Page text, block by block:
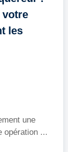
votre
les
une
opération ...